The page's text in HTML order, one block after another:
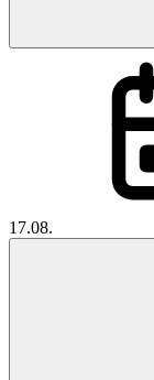
17.08.